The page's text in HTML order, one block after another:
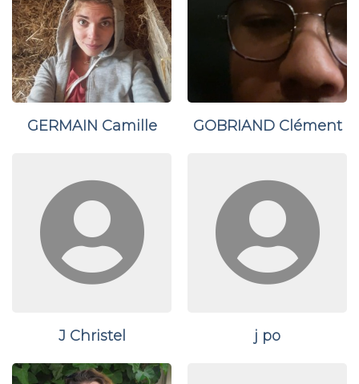
GERMAIN Camille GOBRIAND Clément
J Christel j po